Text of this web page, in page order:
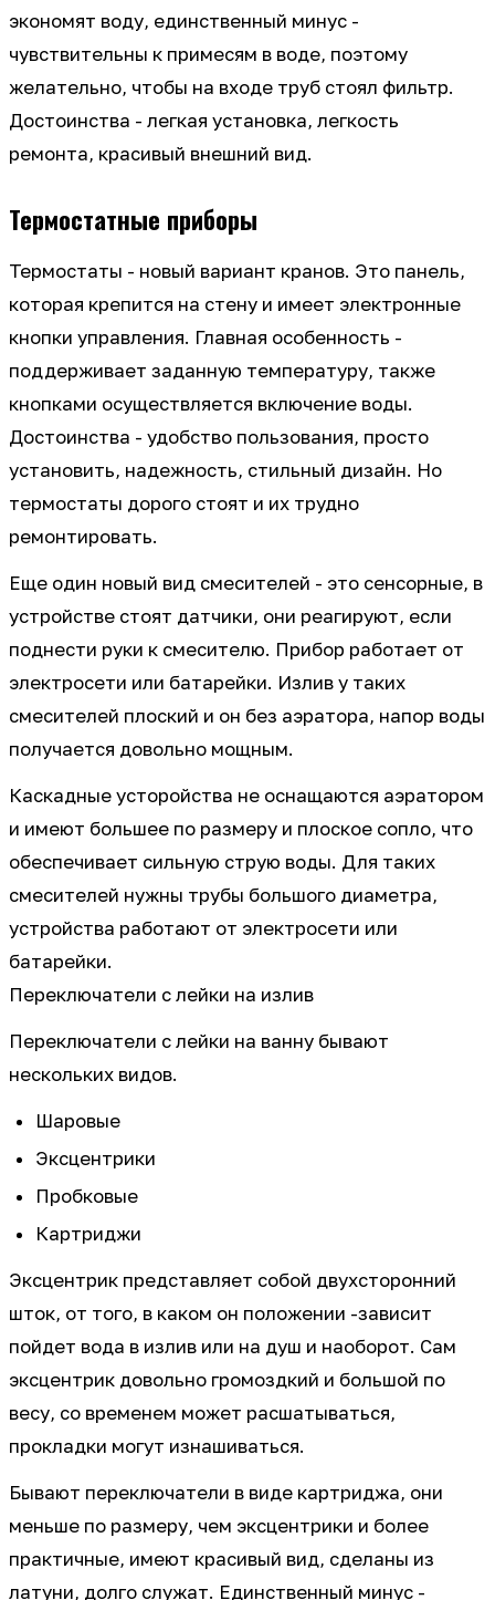
экономят воду, единственный минус -
чувствительны к примесям в воде, поэтому
желательно, чтобы на входе труб стоял фильтр.
Достоинства - легкая установка, легкость
ремонта, красивый внешний вид.
Термостатные приборы
Термостаты - новый вариант кранов. Это панель,
которая крепится на стену и имеет электронные
кнопки управления. Главная особенность -
поддерживает заданную температуру, также
кнопками осуществляется включение воды.
Достоинства - удобство пользования, просто
установить, надежность, стильный дизайн. Но
термостаты дорого стоят и их трудно
ремонтировать.
Еще один новый вид смесителей - это сенсорные, в
устройстве стоят датчики, они реагируют, если
поднести руки к смесителю. Прибор работает от
электросети или батарейки. Излив у таких
смесителей плоский и он без аэратора, напор воды
получается довольно мощным.
Каскадные усторойства не оснащаются аэратором
и имеют большее по размеру и плоское сопло, что
обеспечивает сильную струю воды. Для таких
смесителей нужны трубы большого диаметра,
устройства работают от электросети или
батарейки.
Переключатели с лейки на излив
Переключатели с лейки на ванну бывают
нескольких видов.
Шаровые
Эксцентрики
Пробковые
Картриджи
Эксцентрик представляет собой двухсторонний
шток, от того, в каком он положении -зависит
пойдет вода в излив или на душ и наоборот. Сам
эксцентрик довольно громоздкий и большой по
весу, со временем может расшатываться,
прокладки могут изнашиваться.
Бывают переключатели в виде картриджа, они
меньше по размеру, чем эксцентрики и более
практичные, имеют красивый вид, сделаны из
латуни, долго служат. Единственный минус -